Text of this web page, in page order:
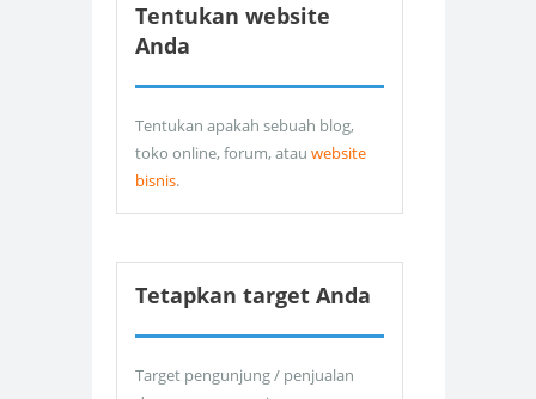
Tentukan website
Anda
Tentukan apakah sebuah blog,
toko online, forum, atau website
bisnis.
Tetapkan target Anda
Target pengunjung / penjualan